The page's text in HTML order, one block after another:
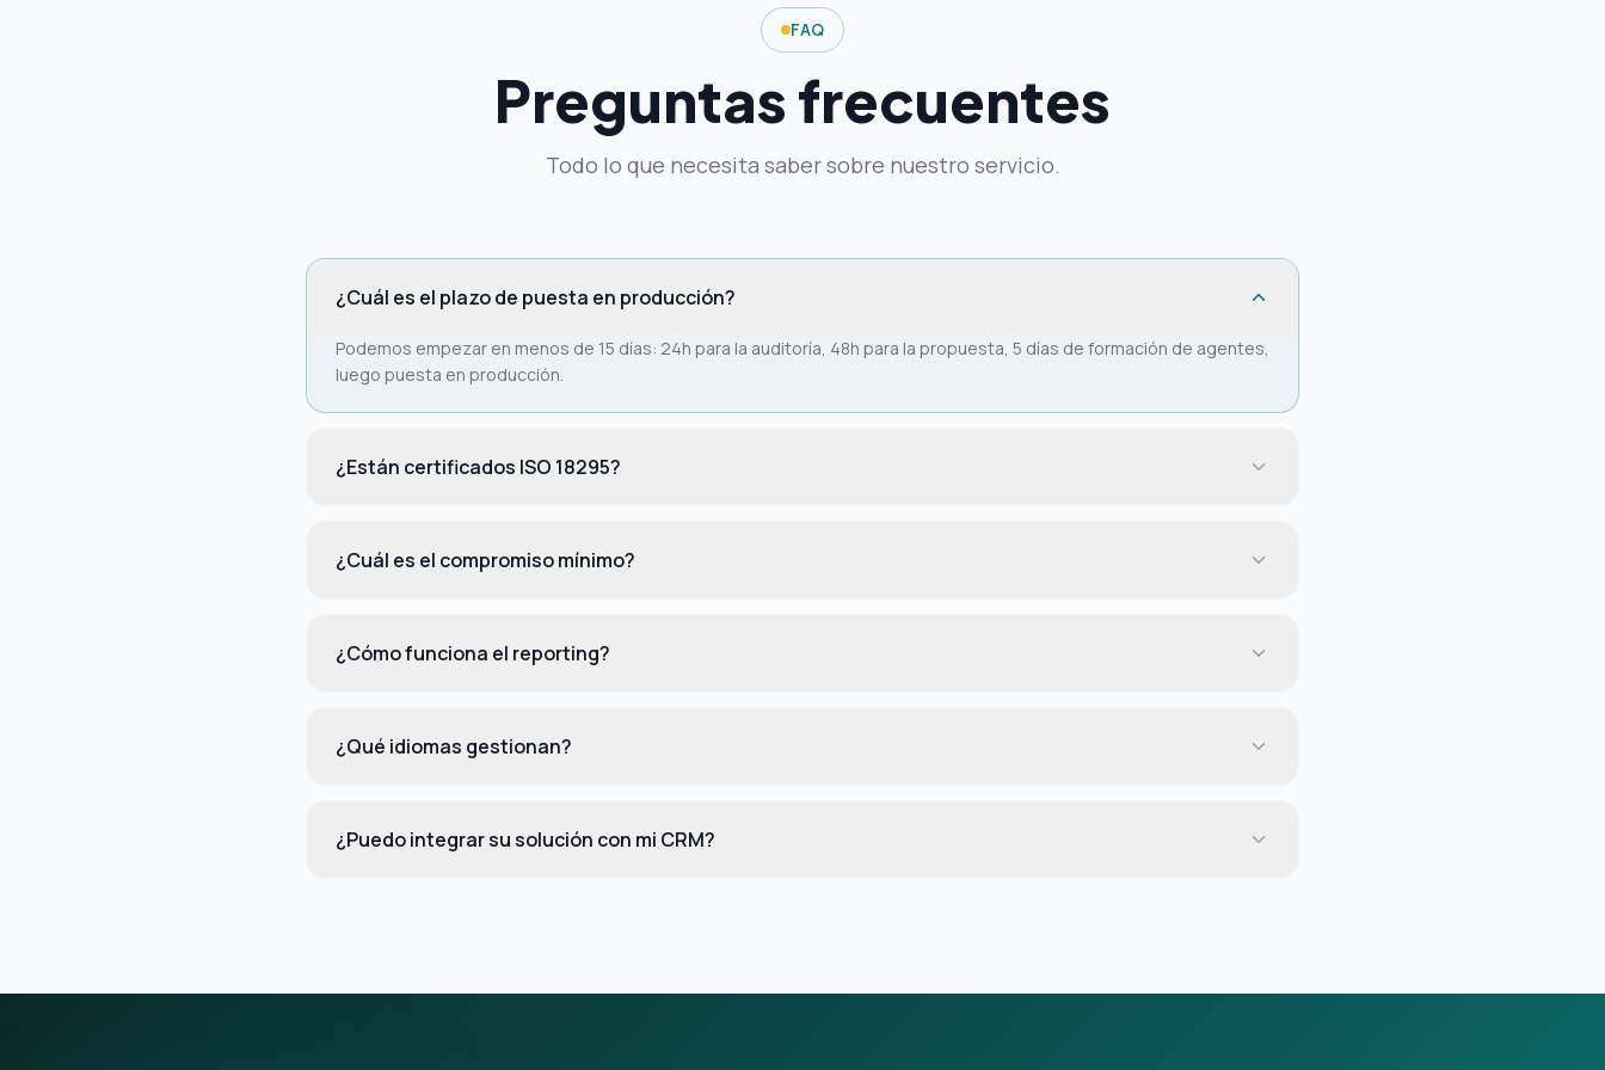
FAQ
Preguntas frecuentes
Todo lo que necesita saber sobre nuestro servicio.
¿Cuál es el plazo de puesta en producción?
Podemos empezar en menos de 15 días: 24h para la auditoría, 48h para la propuesta, 5 días de formación de agentes,
luego puesta en producción.
¿Están certificados ISO 18295?
¿Cuál es el compromiso mínimo?
¿Cómo funciona el reporting?
¿Qué idiomas gestionan?
¿Puedo integrar su solución con mi CRM?